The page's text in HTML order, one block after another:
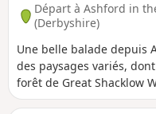
Départ à Ashford in
(Derbyshire)
Une belle balade depuis
des paysages variés,
forêt de Great Shacklow